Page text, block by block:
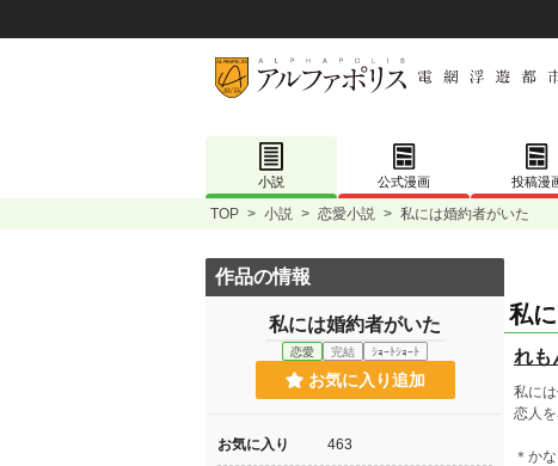
小説 公式漫画 投稿漫
TOP > 小説 > 恋愛小説 > 私には婚約者がいた
私
れも
私に
恋人
＊か
作品の情報
私には婚約者がいた
恋愛 完結 ｼｮｰﾄｼｮｰﾄ
お気に入り追加
お気に入り 463